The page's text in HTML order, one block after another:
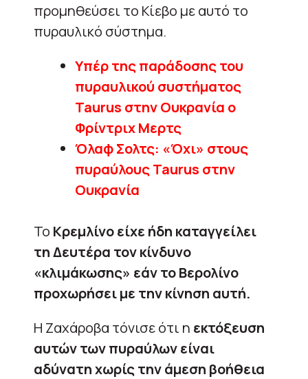
προμηθεύσει το Κίεβο με αυτό το
πυραυλικό σύστημα.
Υπέρ της παράδοσης του
πυραυλικού συστήματος
Taurus στην Ουκρανία ο
Φρίντριχ Μερτς
Όλαφ Σολτς: «Όχι» στους
πυραύλους Taurus στην
Ουκρανία
Το Κρεμλίνο είχε ήδη καταγγείλει
τη Δευτέρα τον κίνδυνο
«κλιμάκωσης» εάν το Βερολίνο
προχωρήσει με την κίνηση αυτή.
Η Ζαχάροβα τόνισε ότι η εκτόξευση
αυτών των πυραύλων είναι
αδύνατη χωρίς την άμεση βοήθεια